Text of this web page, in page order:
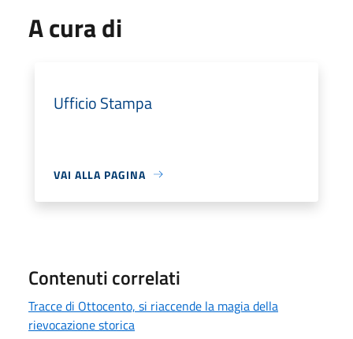
A cura di
Ufficio Stampa
VAI ALLA PAGINA
Contenuti correlati
Tracce di Ottocento, si riaccende la magia della
rievocazione storica